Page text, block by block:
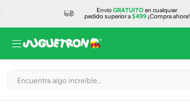
EnvíoGRATUITOen cualquier
pedido superior a$499¡Compra ahora!
Encuentra algo increíble...